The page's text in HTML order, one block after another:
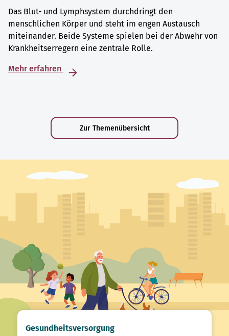
Das Blut- und Lymphsystem durchdringt den
menschlichen Körper und steht im engen Austausch
miteinander. Beide Systeme spielen bei der Abwehr von
Krankheitserregern eine zentrale Rolle.
Mehr erfahren
Zur Themenübersicht
Gesundheitsversorgung